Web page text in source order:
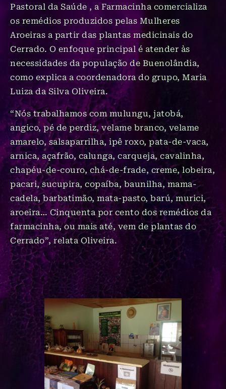
Pastoral da Saúde , a Farmacinha comercializa
os remédios produzidos pelas Mulheres
Aroeiras a partir das plantas medicinais do
Cerrado. O enfoque principal é atender às
necessidades da população de Buenolândia,
como explica a coordenadora do grupo, Maria
Luiza da Silva Oliveira.
“Nós trabalhamos com mulungu, jatobá,
angico, pé de perdiz, velame branco, velame
amarelo, salsaparrilha, ipê roxo, pata-de-vaca,
arnica, açafrão, calunga, carqueja, cavalinha,
chapéu-de-couro, chá-de-frade, creme, lobeira,
pacari, sucupira, copaíba, baunilha, mama-
cadela, barbatimão, mata-pasto, barú, murici,
aroeira… Cinquenta por cento dos remédios da
farmacinha, ou mais até, vem de plantas do
Cerrado”, relata Oliveira.